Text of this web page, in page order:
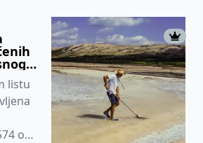
listu
od